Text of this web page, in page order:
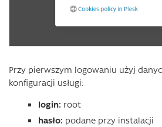
Przy pierwszym logowaniu użyj
konfiguracji usługi:
login: root
hasło: podane przy instalacji